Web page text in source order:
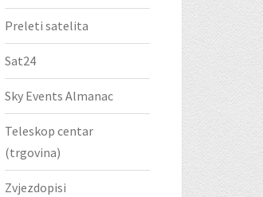
Preleti satelita
Sat24
Sky Events Almanac
Teleskop centar
(trgovina)
Zvjezdopisi